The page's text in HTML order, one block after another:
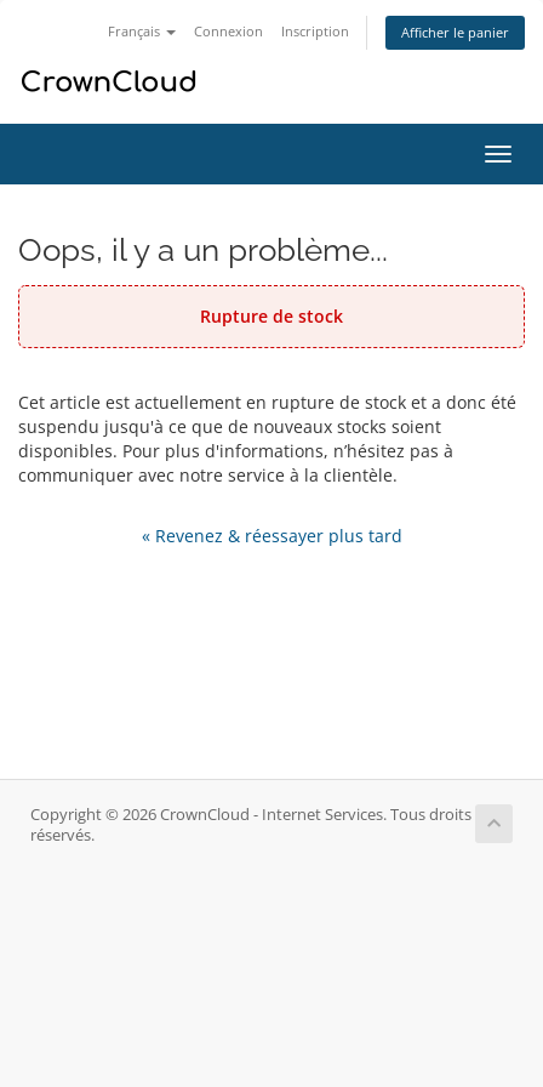
Français Connexion Inscription Afficher le panier
la
Oops, il y a un problème...
Rupture de stock
Cet article est actuellement en rupture de stock et a donc été
suspendu jusqu'à ce que de nouveaux stocks soient
disponibles. Pour plus d'informations, n’hésitez pas à
communiquer avec notre service à la clientèle.
« Revenez & réessayer plus tard
Copyright © 2026 CrownCloud - Internet Services. Tous droits
réservés.